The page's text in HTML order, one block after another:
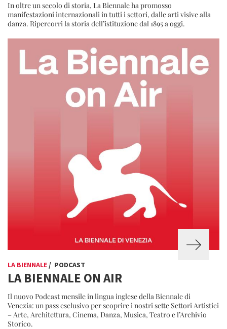
In oltre un secolo di storia, La Biennale ha promosso
manifestazioni internazionali in tutti i settori, dalle arti visive alla
danza. Ripercorri la storia dell’istituzione dal 1895 a oggi.
LA BIENNALE / PODCAST
LA BIENNALE ON AIR
Il nuovo Podcast mensile in lingua inglese della Biennale di
Venezia: un pass esclusivo per scoprire i nostri sette Settori Artistici
– Arte, Architettura, Cinema, Danza, Musica, Teatro e l’Archivio
Storico.